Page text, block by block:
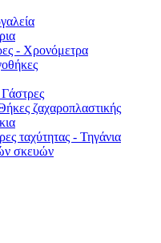
- Χρονόμετρα
ζαχαροπλαστικής
ταχύτητας - Τηγάνια
σκευών